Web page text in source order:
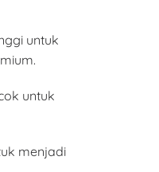
untuk
untuk
menjadi